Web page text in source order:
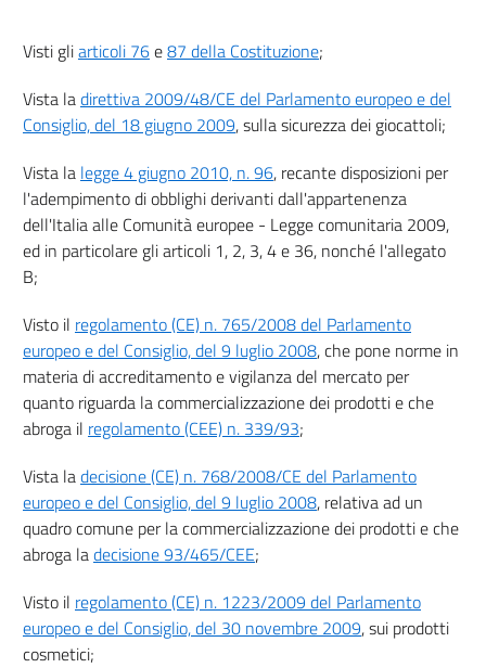
12
13
14
Capo IV
Valutazione della conformità
15
18
Capo V
Notifica degli organismi di valutazione della conformità
19
20
21
22
24
25
Visti gliarticoli 76e87 della Costituzione;
Vista ladirettiva 2009/48/CE del Parlamento europeo e del
Consiglio, del 18 giugno 2009, sulla sicurezza dei giocattoli;
Vista la legge 4 giugno 2010, n. 96, recante disposizioni per
l'adempimento di obblighi derivanti dall'appartenenza
dell'Italia alle Comunità europee - Legge comunitaria 2009,
ed in particolare gli articoli 1, 2, 3, 4 e 36, nonché l'allegato
B;
Visto il regolamento (CE) n. 765/2008 del Parlamento
europeo e del Consiglio, del 9 luglio 2008, che pone norme in
materia di accreditamento e vigilanza del mercato per
quanto riguarda la commercializzazione dei prodotti e che
abroga il regolamento (CEE) n. 339/93;
Vista ladecisione (CE) n. 768/2008/CE del Parlamento
europeo e del Consiglio, del 9 luglio 2008, relativa ad un
quadro comune per la commercializzazione dei prodotti e che
abroga ladecisione 93/465/CEE;
Visto il regolamento (CE) n. 1223/2009 del Parlamento
europeo e del Consiglio, del 30 novembre 2009, sui prodotti
cosmetici;